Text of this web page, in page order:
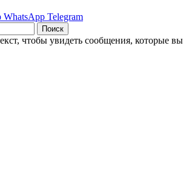
WhatsApp Telegram
Поиск
чтобы увидеть сообщения, которые вы